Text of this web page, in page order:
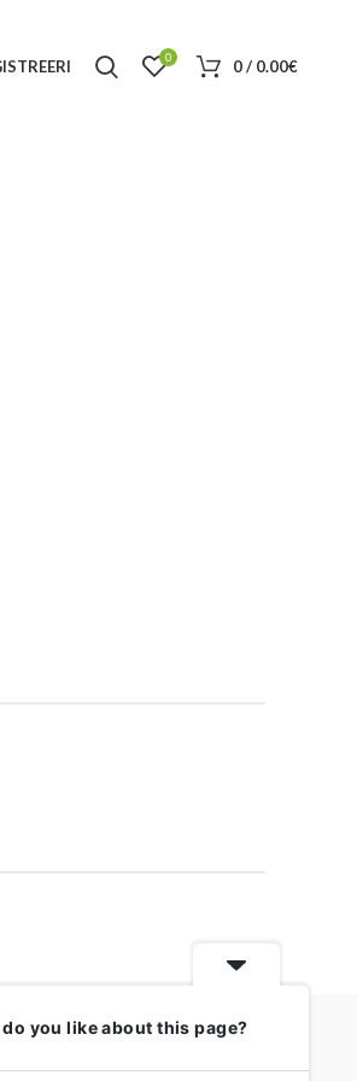
0 0/ 0.00€
you like about this page?